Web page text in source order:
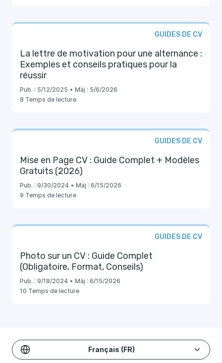
GUIDES DE CV
La lettre de motivation pour une alternance :
Exemples et conseils pratiques pour la
réussir
Pub. : 5/12/2025 • Màj : 5/6/2026
8 Temps de lecture
GUIDES DE CV
Mise en Page CV : Guide Complet + Modèles
Gratuits (2026)
Pub. : 9/30/2024 • Màj : 6/15/2026
9 Temps de lecture
GUIDES DE CV
Photo sur un CV : Guide Complet
(Obligatoire, Format, Conseils)
Pub. : 9/18/2024 • Màj : 6/15/2026
10 Temps de lecture
Français (FR)